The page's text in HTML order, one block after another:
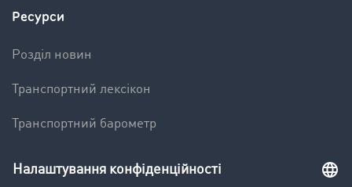
Ресурси
Pозділ новин
Транспортний лексікон
Транспортний барометр